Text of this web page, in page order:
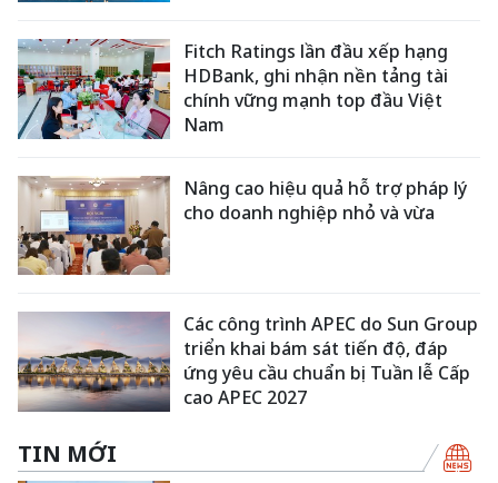
Fitch Ratings lần đầu xếp hạng
HDBank, ghi nhận nền tảng tài
chính vững mạnh top đầu Việt
Nam
Nâng cao hiệu quả hỗ trợ pháp lý
cho doanh nghiệp nhỏ và vừa
Các công trình APEC do Sun Group
triển khai bám sát tiến độ, đáp
ứng yêu cầu chuẩn bị Tuần lễ Cấp
cao APEC 2027
TIN MỚI